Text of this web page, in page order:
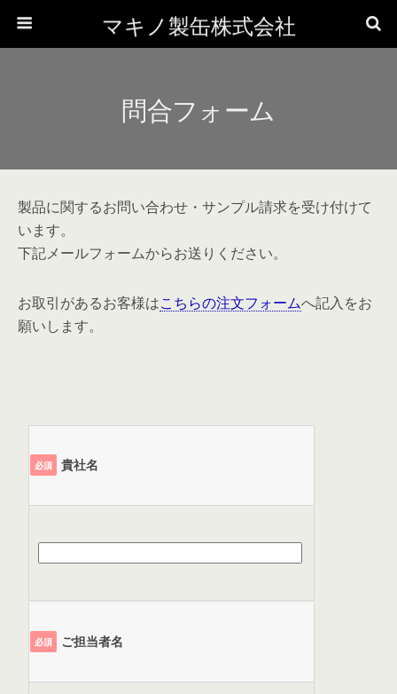
マキノ製缶株式会社
問合フォーム
製品に関するお問い合わせ・サンプル請求を受け付けて
います。
下記メールフォームからお送りください。
お取引があるお客様はこちらの注文フォームへ記入をお
願いします。
必須 貴社名
必須 ご担当者名